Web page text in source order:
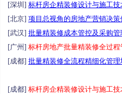
[深圳] 标杆房企精装修设计与施工
[北京] 项目总视角的房地产营销决
[武汉] 批量精装修成本管控及采购
[广州] 标杆房地产批量精装修全过
[成都] 批量精装修全流程精细化管
[成都] 标杆房企精装修设计与施工